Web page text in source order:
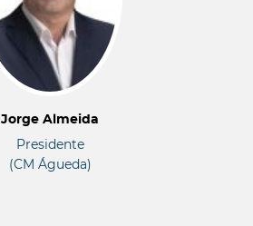
Jorge Almeida
Presidente
(CM Águeda)